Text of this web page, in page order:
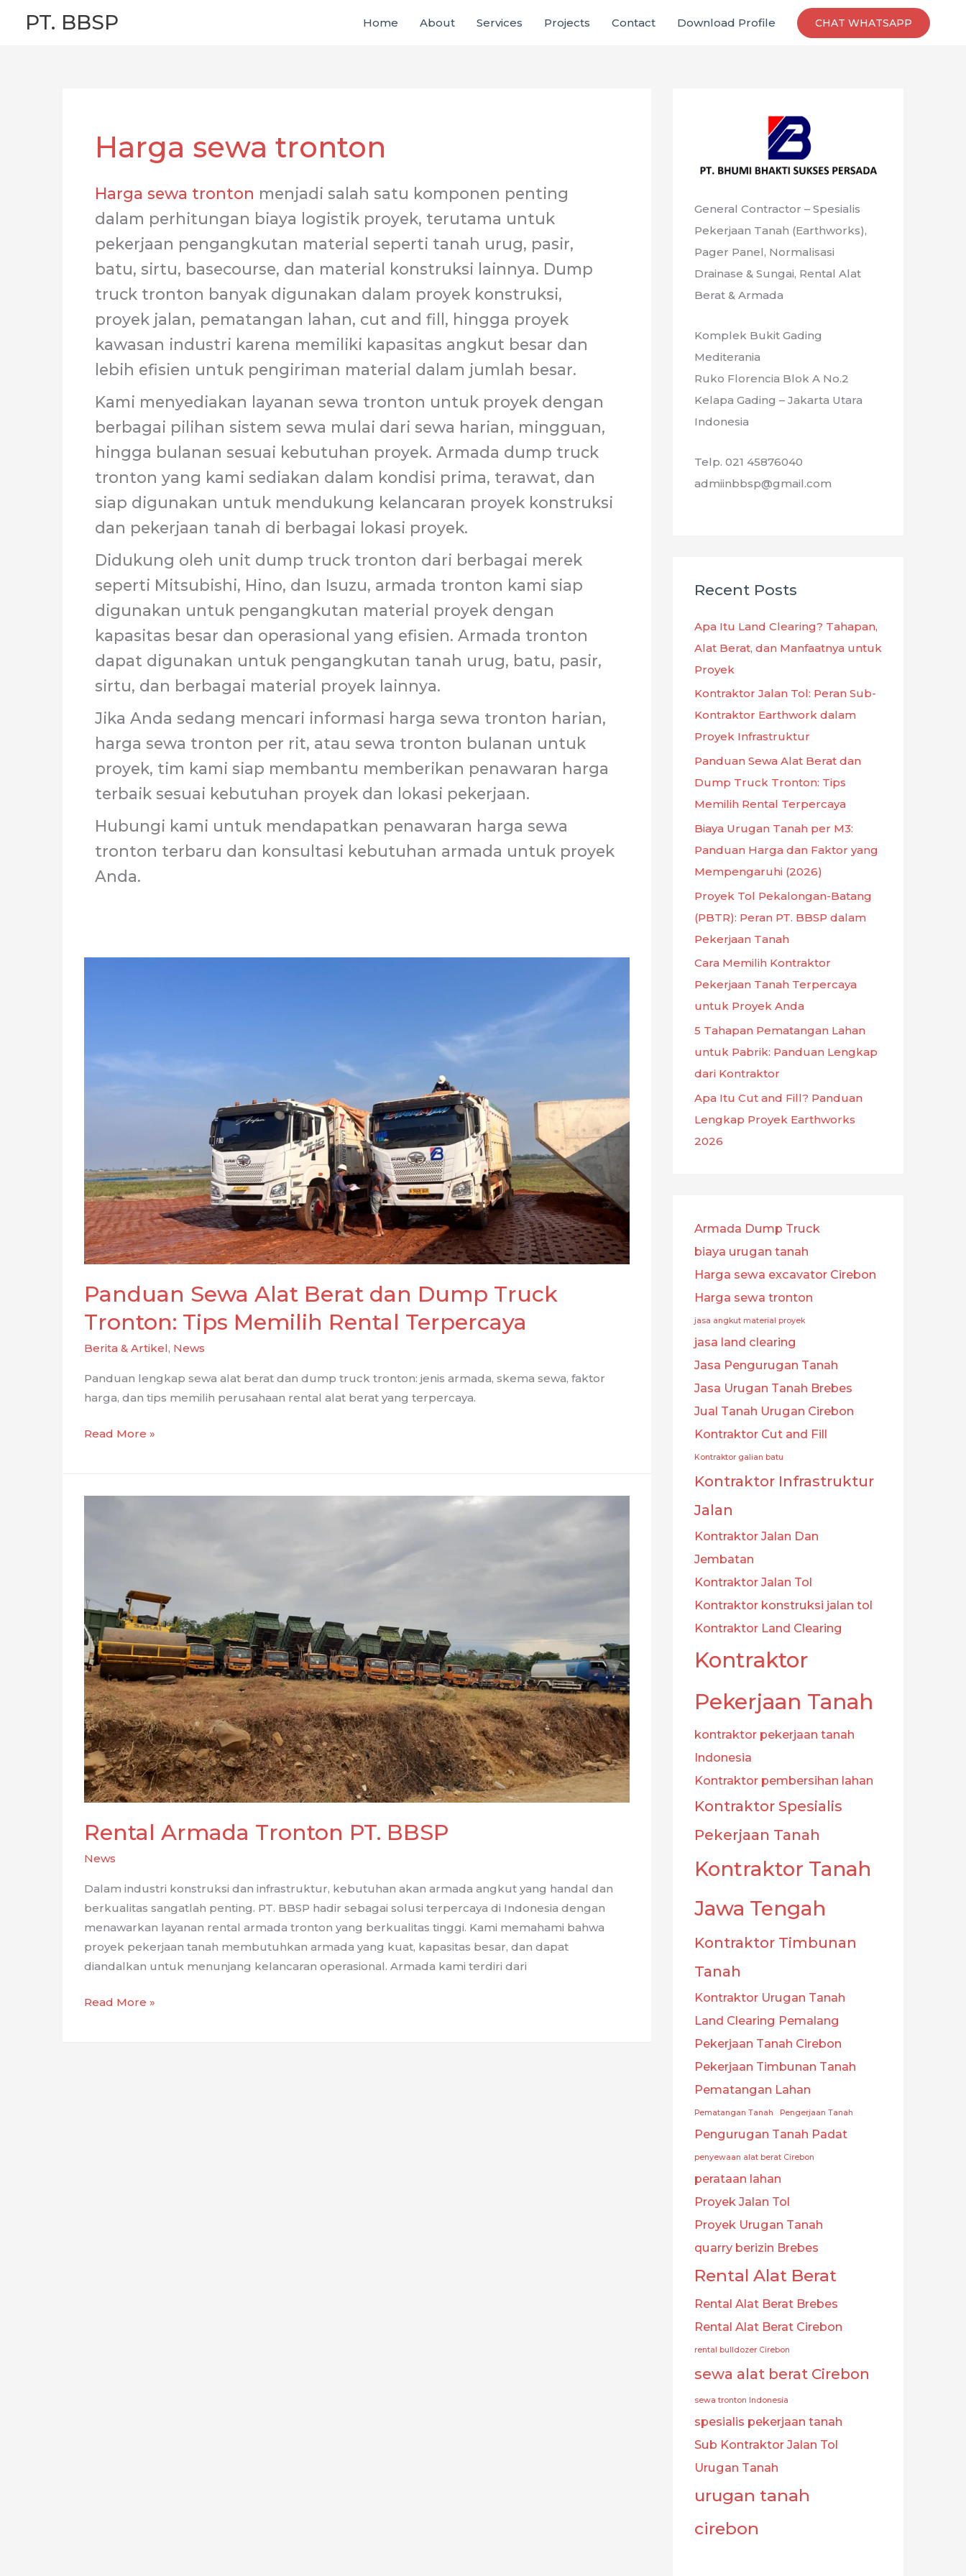
PT. BBSP Home About Services Projects Contact Download Profile CHAT WHATSAPP
Harga sewa tronton
Harga sewa tronton menjadi salah satu komponen penting
dalam perhitungan biaya logistik proyek, terutama untuk
pekerjaan pengangkutan material seperti tanah urug, pasir,
batu, sirtu, basecourse, dan material konstruksi lainnya. Dump
truck tronton banyak digunakan dalam proyek konstruksi,
proyek jalan, pematangan lahan, cut and fill, hingga proyek
kawasan industri karena memiliki kapasitas angkut besar dan
lebih efisien untuk pengiriman material dalam jumlah besar.
Kami menyediakan layanan sewa tronton untuk proyek dengan
berbagai pilihan sistem sewa mulai dari sewa harian, mingguan,
hingga bulanan sesuai kebutuhan proyek. Armada dump truck
tronton yang kami sediakan dalam kondisi prima, terawat, dan
siap digunakan untuk mendukung kelancaran proyek konstruksi
dan pekerjaan tanah di berbagai lokasi proyek.
Didukung oleh unit dump truck tronton dari berbagai merek
seperti Mitsubishi, Hino, dan Isuzu, armada tronton kami siap
digunakan untuk pengangkutan material proyek dengan
kapasitas besar dan operasional yang efisien. Armada tronton
dapat digunakan untuk pengangkutan tanah urug, batu, pasir,
sirtu, dan berbagai material proyek lainnya.
Jika Anda sedang mencari informasi harga sewa tronton harian,
harga sewa tronton per rit, atau sewa tronton bulanan untuk
proyek, tim kami siap membantu memberikan penawaran harga
terbaik sesuai kebutuhan proyek dan lokasi pekerjaan.
Hubungi kami untuk mendapatkan penawaran harga sewa
tronton terbaru dan konsultasi kebutuhan armada untuk proyek
Anda.
Panduan Sewa Alat Berat dan Dump Truck
Tronton: Tips Memilih Rental Terpercaya
Berita & Artikel, News
Panduan lengkap sewa alat berat dan dump truck tronton: jenis armada, skema sewa, faktor
harga, dan tips memilih perusahaan rental alat berat yang terpercaya.
Panduan
Memilih
Rental
Terpercaya
Read More »
Rental Armada Tronton PT. BBSP
News
Dalam industri konstruksi dan infrastruktur, kebutuhan akan armada angkut yang handal dan
berkualitas sangatlah penting. PT. BBSP hadir sebagai solusi terpercaya di Indonesia dengan
menawarkan layanan rental armada tronton yang berkualitas tinggi. Kami memahami bahwa
proyek pekerjaan tanah membutuhkan armada yang kuat, kapasitas besar, dan dapat
diandalkan untuk menunjang kelancaran operasional. Armada kami terdiri dari
Rental
Read More »
General Contractor – Spesialis
Pekerjaan Tanah (Earthworks),
Pager Panel, Normalisasi
Drainase & Sungai, Rental Alat
Berat & Armada
Komplek Bukit Gading
Mediterania
Ruko Florencia Blok A No.2
Kelapa Gading – Jakarta Utara
Indonesia
Telp. 021 45876040
admiinbbsp@gmail.com
Recent Posts
Apa Itu Land Clearing? Tahapan,
Alat Berat, dan Manfaatnya untuk
Proyek
Kontraktor Jalan Tol: Peran Sub-
Kontraktor Earthwork dalam
Proyek Infrastruktur
Panduan Sewa Alat Berat dan
Dump Truck Tronton: Tips
Memilih Rental Terpercaya
Biaya Urugan Tanah per M3:
Panduan Harga dan Faktor yang
Mempengaruhi (2026)
Proyek Tol Pekalongan-Batang
(PBTR): Peran PT. BBSP dalam
Pekerjaan Tanah
Cara Memilih Kontraktor
Pekerjaan Tanah Terpercaya
untuk Proyek Anda
5 Tahapan Pematangan Lahan
untuk Pabrik: Panduan Lengkap
dari Kontraktor
Apa Itu Cut and Fill? Panduan
Lengkap Proyek Earthworks
2026
Armada Dump Truck
biaya urugan tanah
Harga sewa excavator Cirebon
Harga sewa tronton
jasa angkut material proyek
jasa land clearing
Jasa Pengurugan Tanah
Jasa Urugan Tanah Brebes
Jual Tanah Urugan Cirebon
Kontraktor Cut and Fill
Kontraktor galian batu
Kontraktor Infrastruktur
Jalan
Kontraktor Jalan Dan
Jembatan
Kontraktor Jalan Tol
Kontraktor konstruksi jalan tol
Kontraktor Land Clearing
Kontraktor
Pekerjaan Tanah
kontraktor pekerjaan tanah
Indonesia
Kontraktor pembersihan lahan
Kontraktor Spesialis
Pekerjaan Tanah
Kontraktor Tanah
Jawa Tengah
Kontraktor Timbunan
Tanah
Kontraktor Urugan Tanah
Land Clearing Pemalang
Pekerjaan Tanah Cirebon
Pekerjaan Timbunan Tanah
Pematangan Lahan
Pematangan Tanah Pengerjaan Tanah
Pengurugan Tanah Padat
penyewaan alat berat Cirebon
perataan lahan
Proyek Jalan Tol
Proyek Urugan Tanah
quarry berizin Brebes
Rental Alat Berat
Rental Alat Berat Brebes
Rental Alat Berat Cirebon
rental bulldozer Cirebon
sewa alat berat Cirebon
sewa tronton Indonesia
spesialis pekerjaan tanah
Sub Kontraktor Jalan Tol
Urugan Tanah
urugan tanah
cirebon